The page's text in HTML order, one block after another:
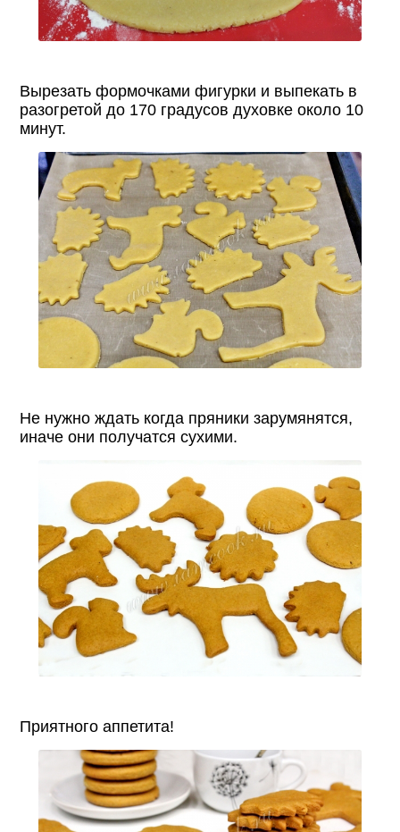
Вырезать формочками фигурки и выпекать в
разогретой до 170 градусов духовке около 10
минут.
Не нужно ждать когда пряники зарумянятся,
иначе они получатся сухими.
Приятного аппетита!